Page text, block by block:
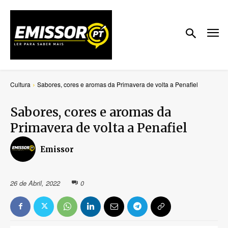
Cultura Sabores, cores e aromas da Primavera de volta a Penafiel
Sabores, cores e aromas da
Primavera de volta a Penafiel
Emissor
26 de Abril, 2022 0